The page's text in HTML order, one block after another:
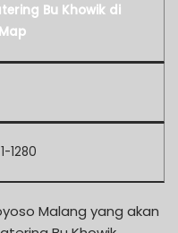
Bu Khowik di
1280
Malang yang akan